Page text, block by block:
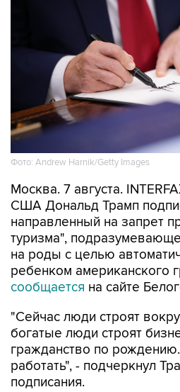
Фото: Andrew Harnik/Getty Images
Москва. 7 августа.
США Дональд Трамп
направленный на запрет
туризма",
на роды с целью
ребенком американского
сообщается на сайте
"Сейчас люди строят
богатые люди строят
гражданство по
работать", - подчеркнул
подписания.